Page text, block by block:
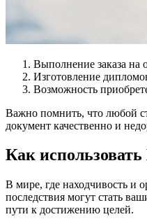
Выполнение заказа на
Изготовление
Возможность
Важно помнить, что любой
документ качественно и
Как
В мире, где находчивость и
последствия могут стать
пути к достижению целей.